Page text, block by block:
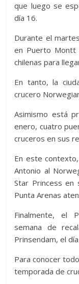
que luego se
día 16.
Durante el
en Puerto Montt
chilenas para
En tanto, la
crucero
Asimismo está
enero, cuatro
cruceros en sus
En este
Antonio al
Star Princess
Punta Arenas
Finalmente, el
semana de
Prinsendam, el
Para conocer
temporada de